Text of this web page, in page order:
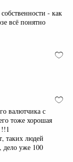
- как
всё понятно
валютчика с
тоже хорошая
таких людей
дело уже 100